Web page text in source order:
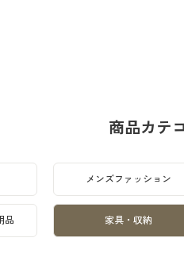
商品カテ
メンズファッション
品 家具・収納